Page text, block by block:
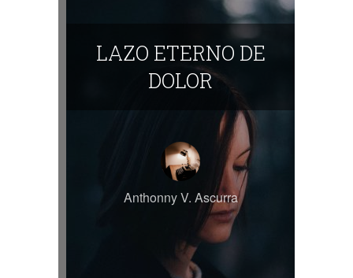
LAZO ETERNO DE
DOLOR
Anthonny V. Ascurra